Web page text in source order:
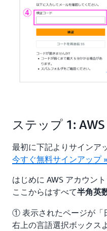
ステップ 1:
最初に下記よりサインア
今すぐ無料サインアップ »
はじめに AWS アカウン
ここからはすべて半角英
① 表示されたページが「
右上の言語選択ボックス